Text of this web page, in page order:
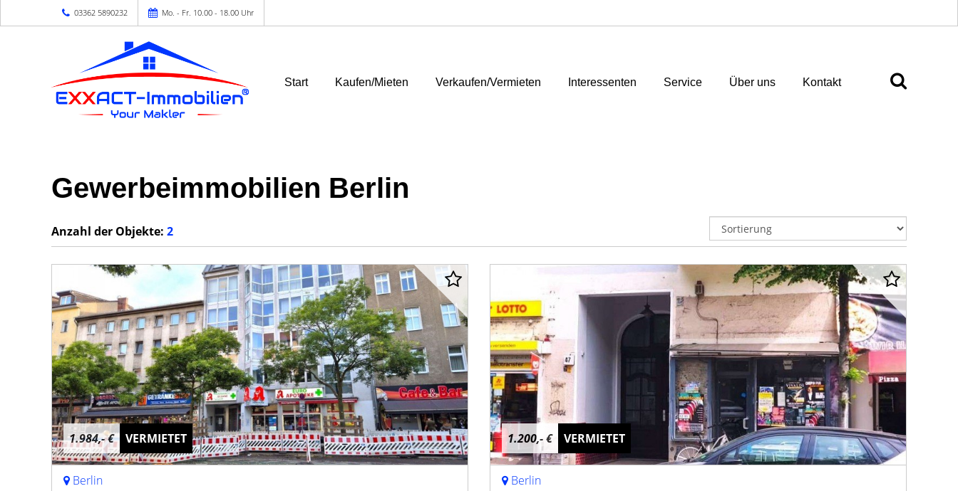
03362 5890232 Mo. - Fr. 10.00 - 18.00 Uhr
Start Kaufen/Mieten Verkaufen/Vermieten Interessenten Service Über uns Kontakt
Gewerbeimmobilien Berlin
Anzahl der Objekte: 2
1.984,- € VERMIETET
Berlin
1.200,- € VERMIETET
Berlin